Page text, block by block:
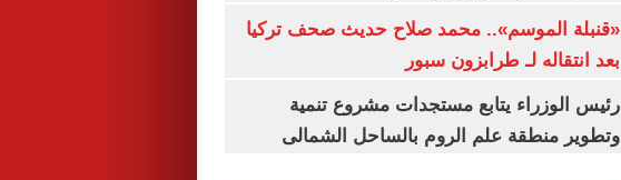
«قنبلة الموسم».. محمد صلاح حديث صحف تركيا
بعد انتقاله لـ طرابزون سبور
رئيس الوزراء يتابع مستجدات مشروع تنمية
وتطوير منطقة علم الروم بالساحل الشمالى